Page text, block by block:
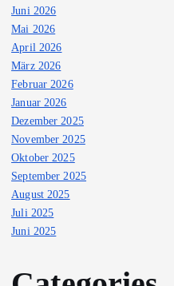
Juni 2026
Mai 2026
April 2026
März 2026
Februar 2026
Januar 2026
Dezember 2025
November 2025
Oktober 2025
September 2025
August 2025
Juli 2025
Juni 2025